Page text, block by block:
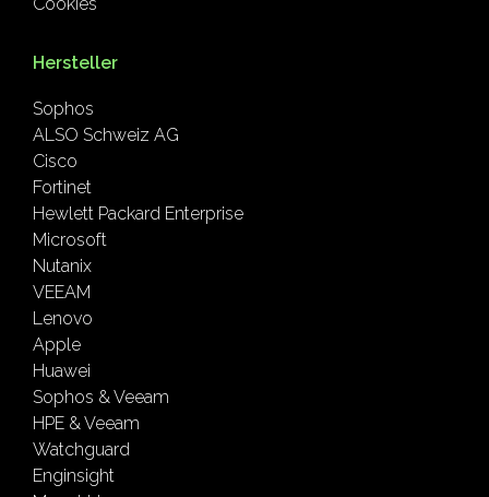
Hersteller
Sophos
ALSO Schweiz AG
Cisco
Fortinet
Hewlett Packard Enterprise
Microsoft
Nutanix
VEEAM
Lenovo
Apple
Huawei
Sophos & Veeam
HPE & Veeam
Watchguard
Enginsight